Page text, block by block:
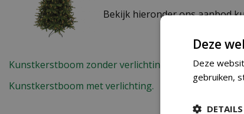
Bekijk hieronder ons aanbod
Kunstkerstboom zonder verlichting.
Kunstkerstboom met verlichting.
Deze
Deze
gebruiken,